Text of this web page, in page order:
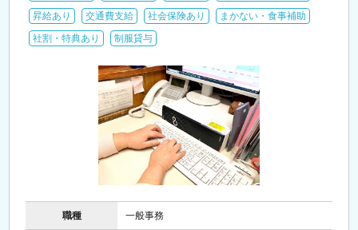
昇給あり
交通費支給 社会保険あり
まかない・食事補助
社割・特典あり
制服貸与
職種 一般事務